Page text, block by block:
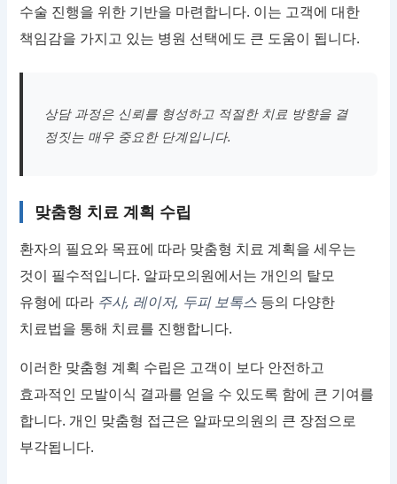
수술 진행을 위한 기반을 마련합니다. 이는 고객에 대한
책임감을 가지고 있는 병원 선택에도 큰 도움이 됩니다.
상담 과정은 신뢰를 형성하고 적절한 치료 방향을 결
정짓는 매우 중요한 단계입니다.
맞춤형 치료 계획 수립
환자의 필요와 목표에 따라 맞춤형 치료 계획을 세우는
것이 필수적입니다. 알파모의원에서는 개인의 탈모
유형에 따라 주사, 레이저, 두피 보톡스 등의 다양한
치료법을 통해 치료를 진행합니다.
이러한 맞춤형 계획 수립은 고객이 보다 안전하고
효과적인 모발이식 결과를 얻을 수 있도록 함에 큰 기여를
합니다. 개인 맞춤형 접근은 알파모의원의 큰 장점으로
부각됩니다.